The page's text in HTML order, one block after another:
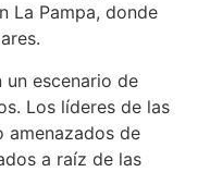
La Pampa, donde
escenario de
Los líderes de las
amenazados de
a raíz de las